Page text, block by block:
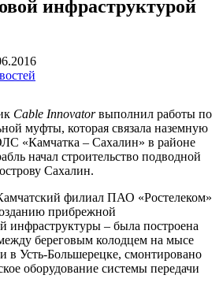
инфраструктурой
Cable Innovatorвыполнил работы по
муфты, которая связала наземную
«Камчатка – Сахалин» в районе
начал строительство подводной
Сахалин.
филиал ПАО «Ростелеком»
прибрежной
инфраструктуры – была построена
береговым колодцем на мысе
в Усть-Большерецке, смонтировано
оборудование системы передачи